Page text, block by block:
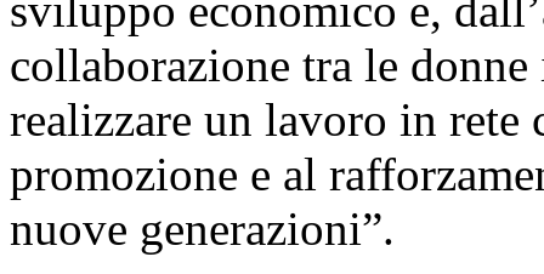
collaborazione tra le
realizzare un lavoro in
promozione e al
nuove generazioni”.